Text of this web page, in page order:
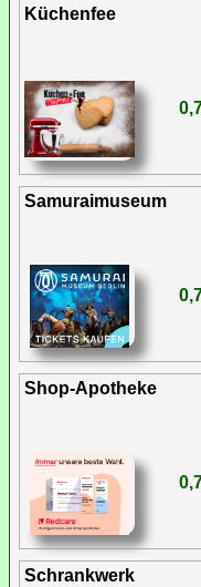
Küchenfee
Samuraimuseum
Shop-Apotheke
Schrankwerk